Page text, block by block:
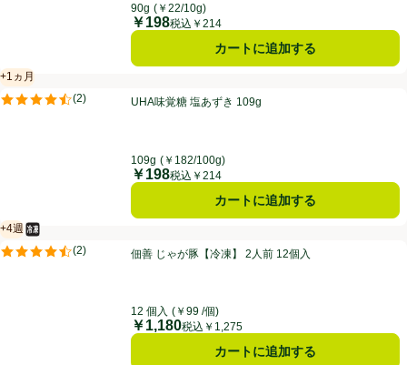
90g (￥22/10g)
価格
￥198税込￥214
カートに追加する
UHA味覚糖 塩あずき 109g
+1ヵ月
賞味・消費期限保証：1ヵ月
(2)
評価は2件のレビューで5点中4.5点。
UHA味覚糖 塩あずき 109g
109g (￥182/100g)
価格
￥198税込￥214
カートに追加する
佃善 じゃが豚【冷凍】 2人前 12個入
+4週
賞味・消費期限保証：4週間
冷凍食品
(2)
評価は2件のレビューで5点中4.5点。佃善 じゃが豚【冷凍】 2人前 12個入
12 個入 (￥99 /個)
価格
￥1,180税込￥1,275
カートに追加する